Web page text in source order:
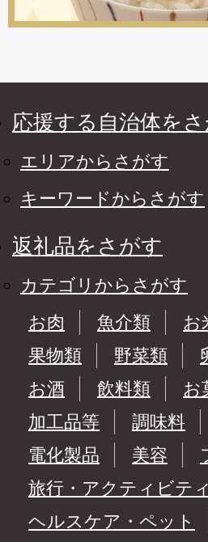
応援する自治体を
エリアからさがす
キーワードからさがす
返礼品をさがす
カテゴリからさがす
お肉
魚介類
お
果物類
野菜類
お酒
飲料類 お
加工品等
調味料
電化製品
美容
旅行・アクティビティ
ヘルスケア・ペット